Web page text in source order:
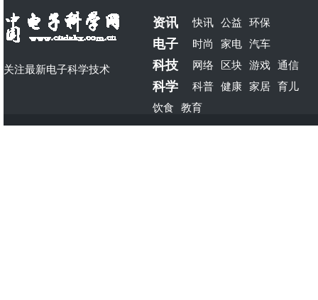
关注最新电子科学技术
资讯 快讯 公益 环保
电子 时尚 家电 汽车
科技 网络 区块 游戏 通信
科学 科普 健康 家居 育儿
饮食 教育